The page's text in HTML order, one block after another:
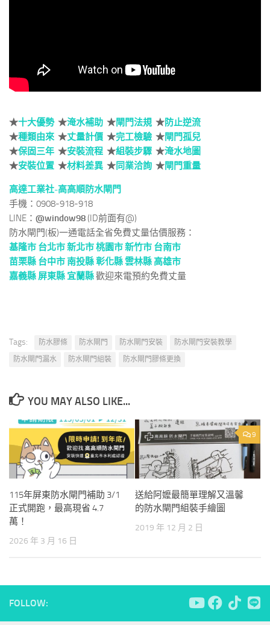
★十大優勢★淹水補助 ★閘門法規 ★防止逆流
★種類由來 ★丈量計價 ★完工檢驗 ★閘門孤兒
★保固三年 ★安裝流程 ★組裝步驟 ★淹水地圖
★安裝位置 ★材料差異 ★同業洽詢 ★閘門重量
高達工業社-高高順防水閘門
手機：0908-918-918
LINE： @window98(ID前面有@)
防水閘門(板)一通電話全省免費丈量估價服務：
基隆市 台北市 新北市桃園市新竹市 台南市
苗栗縣 台中市南投縣彰化縣雲林縣高雄市
嘉義縣 屏東縣宜蘭縣歡迎來電預約免費丈量
Tags: 防水膠條 防水閘門 防水閘門安裝
防水閘門安裝教學
防水閘門漏水
防水閘門組裝 防水閘門膠條更換
YOU MAY ALSO LIKE...
115年屏東防水閘門補助 3/1
正式開跑，最高現省 4.7
萬！
2026 年 3 月 16 日
9
送給阿嬤最簡單理解又溫馨
的防水閘門組裝手繪圖
2019 年 12 月 2 日
FOLLOW: